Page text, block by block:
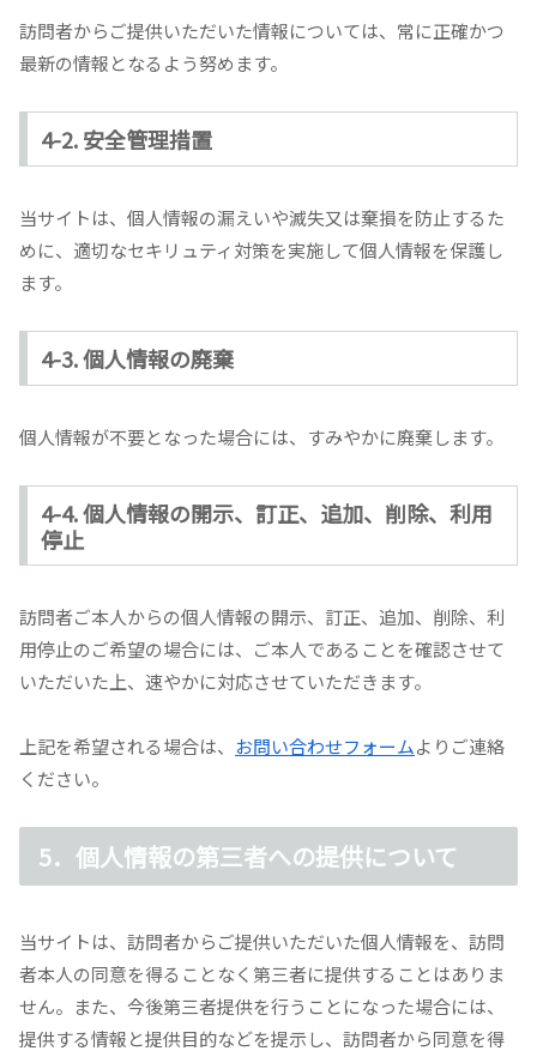
訪問者からご提供いただいた情報については、常に正確かつ
最新の情報となるよう努めます。
4-2. 安全管理措置
当サイトは、個人情報の漏えいや滅失又は棄損を防止するた
めに、適切なセキリュティ対策を実施して個人情報を保護し
ます。
4-3. 個人情報の廃棄
個人情報が不要となった場合には、すみやかに廃棄します。
4-4. 個人情報の開示、訂正、追加、削除、利用
停止
訪問者ご本人からの個人情報の開示、訂正、追加、削除、利
用停止のご希望の場合には、ご本人であることを確認させて
いただいた上、速やかに対応させていただきます。
上記を希望される場合は、 お問い合わせフォームよりご連絡
ください。
5．個人情報の第三者への提供について
当サイトは、訪問者からご提供いただいた個人情報を、訪問
者本人の同意を得ることなく第三者に提供することはありま
せん。また、今後第三者提供を行うことになった場合には、
提供する情報と提供目的などを提示し、訪問者から同意を得